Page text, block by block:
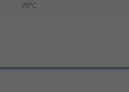
70°C